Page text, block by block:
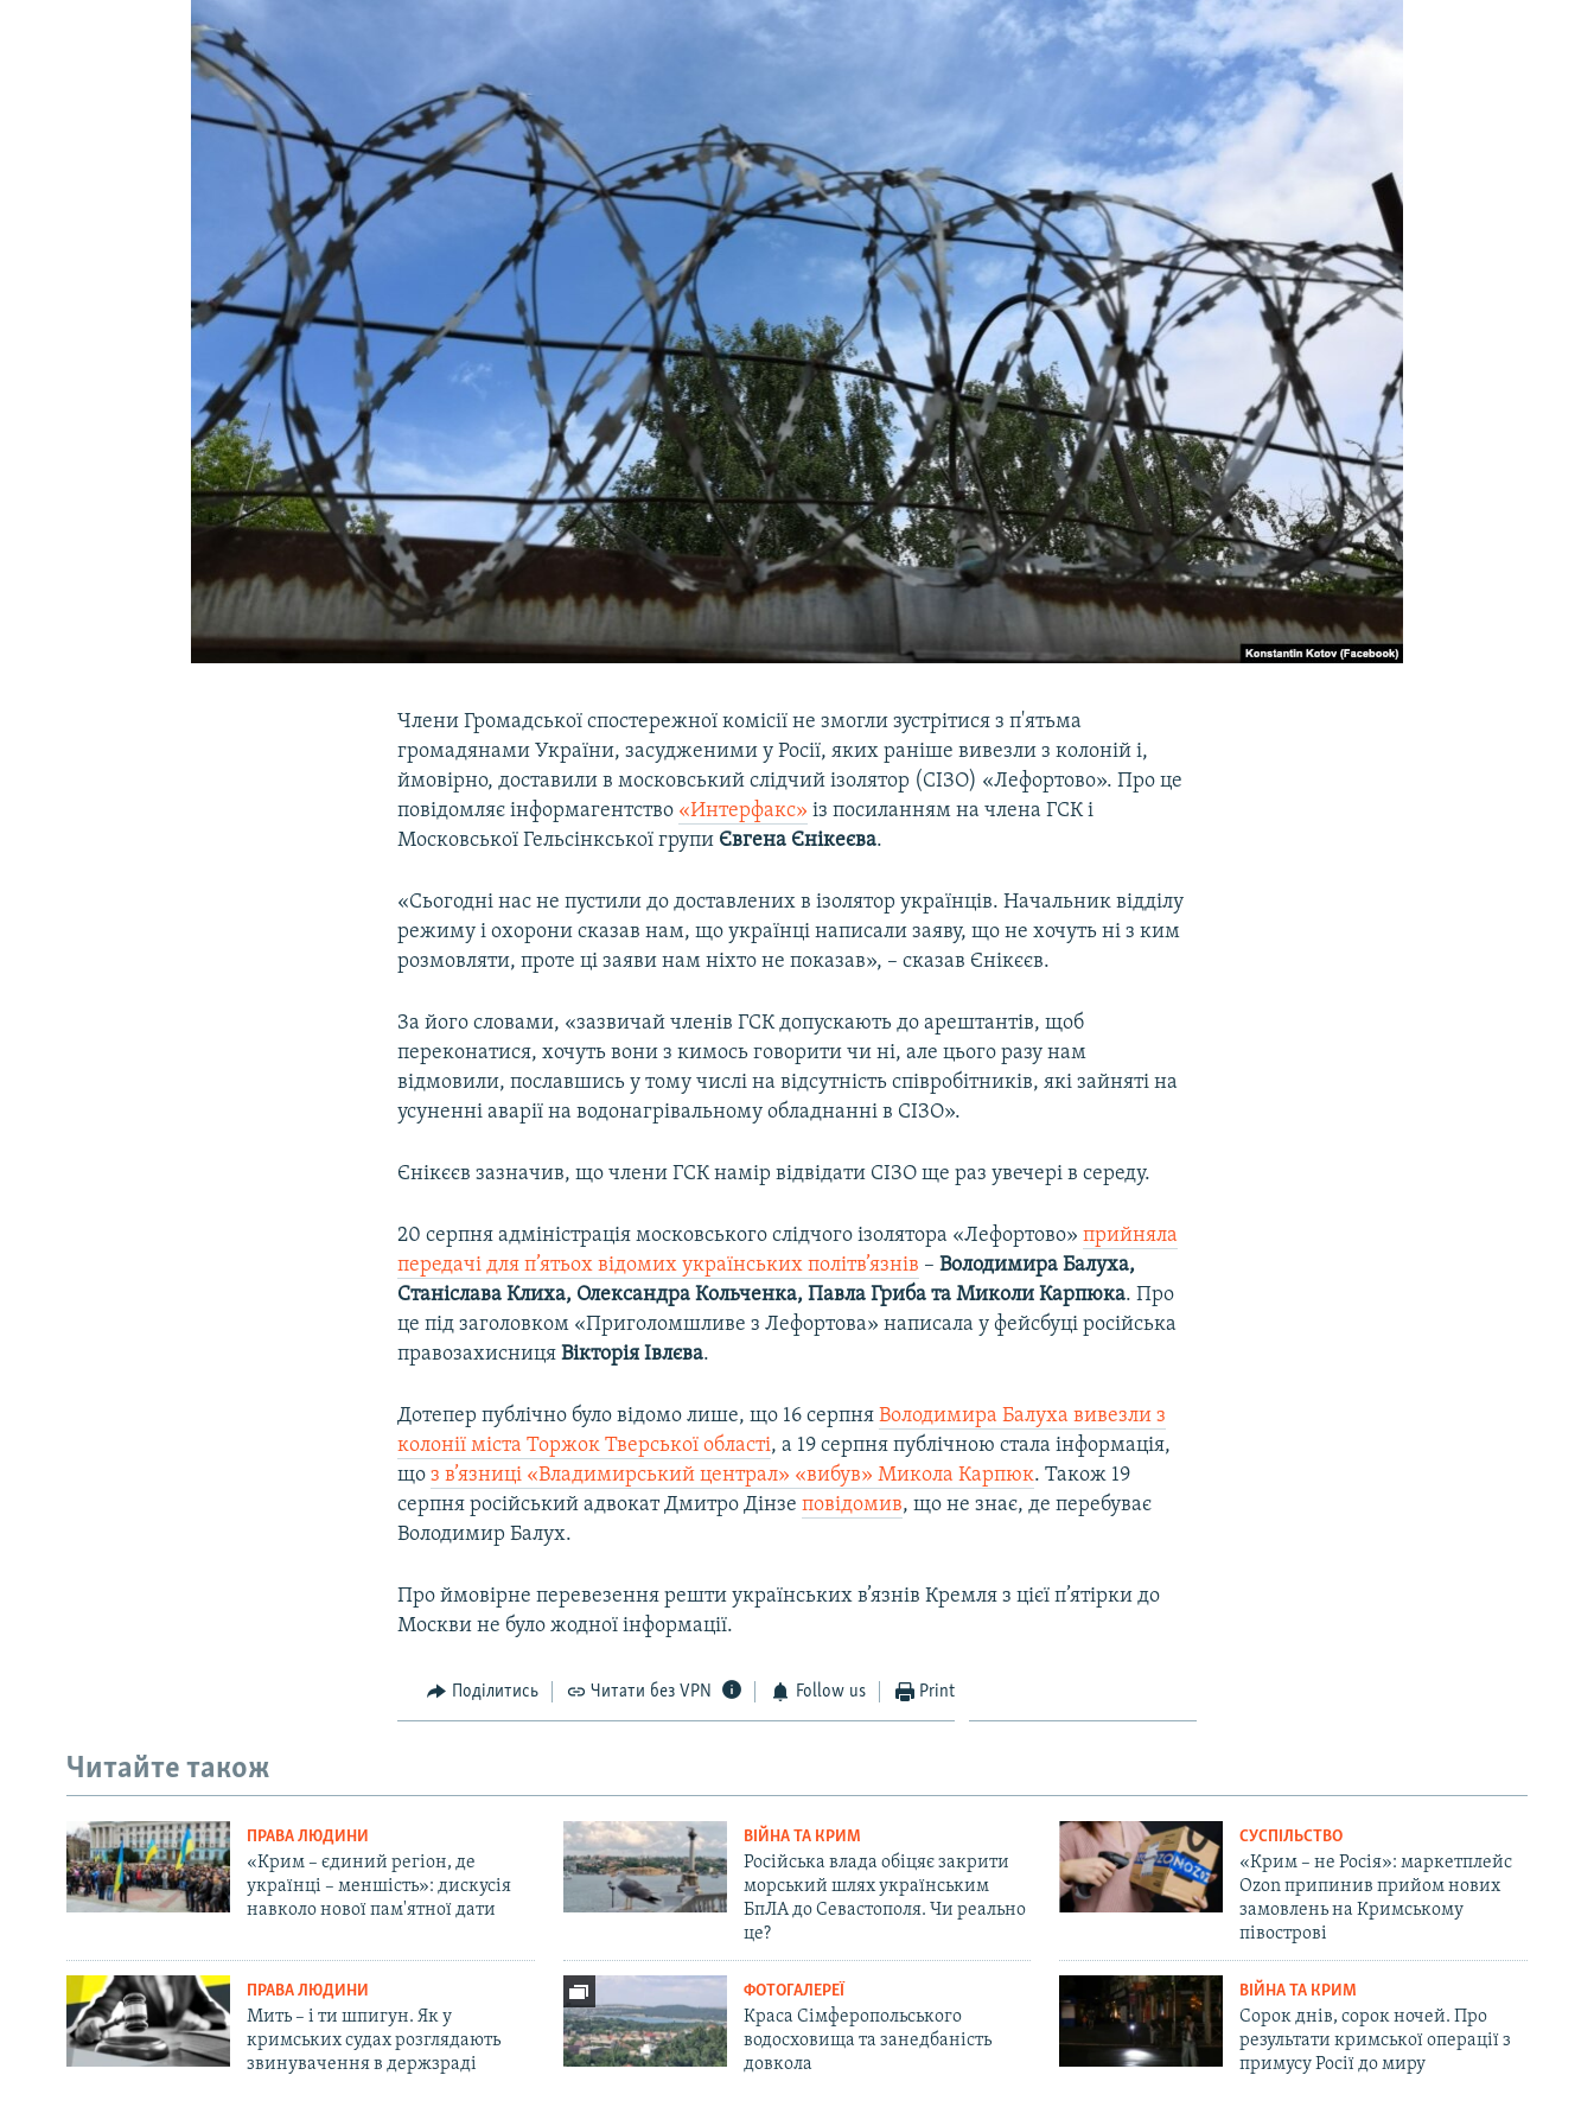
УКРАЇНСЬКА ПРОБЛЕМА КРИМУ
Члени Громадської спостережної комісії не змогли зустрітися з п'ятьма
громадянами України, засудженими у Росії, яких раніше вивезли з колоній і,
ймовірно, доставили в московський слідчий ізолятор (СІЗО) «Лефортово». Про це
повідомляє інформагентство «Интерфакс» із посиланням на члена ГСК і
Московської Гельсінкської групи Євгена Єнікеєва.
«Сьогодні нас не пустили до доставлених в ізолятор українців. Начальник відділу
режиму і охорони сказав нам, що українці написали заяву, що не хочуть ні з ким
розмовляти, проте ці заяви нам ніхто не показав», – сказав Єнікєєв.
За його словами, «зазвичай членів ГСК допускають до арештантів, щоб
переконатися, хочуть вони з кимось говорити чи ні, але цього разу нам
відмовили, пославшись у тому числі на відсутність співробітників, які зайняті на
усуненні аварії на водонагрівальному обладнанні в СІЗО».
Єнікєєв зазначив, що члени ГСК намір відвідати СІЗО ще раз увечері в середу.
20 серпня адміністрація московського слідчого ізолятора «Лефортово»прийняла
передачі для п’ятьох відомих українських політв’язнів –Володимира Балуха,
Станіслава Клиха, Олександра Кольченка, Павла Гриба та Миколи Карпюка. Про
це під заголовком «Приголомшливе з Лефортова» написала у фейсбуці російська
правозахисницяВікторія Івлєва.
Дотепер публічно було відомо лише, що 16 серпняВолодимира Балуха вивезли з
колонії міста Торжок Тверської області, а 19 серпня публічною стала інформація,
щоз в’язниці «Владимирський централ» «вибув» Микола Карпюк. Також 19
серпня російський адвокат Дмитро Дінзеповідомив, що не знає, де перебуває
Володимир Балух.
Про ймовірне перевезення решти українських в’язнів Кремля з цієї п’ятірки до
Москви не було жодної інформації.
Поділитись Читати без VPN Follow us Print
Читайте також
ПРАВА ЛЮДИНИ
«Крим – єдиний регіон, де
українці – меншість»: дискусія
навколо нової пам'ятної дати
ВІЙНА ТА КРИМ
Російська влада обіцяє закрити
морський шлях українським
БпЛА до Севастополя. Чи реально
це?
СУСПІЛЬСТВО
«Крим – не Росія»: маркетплейс
Ozon припинив прийом нових
замовлень на Кримському
півострові
ПРАВА ЛЮДИНИ
Мить – і ти шпигун. Як у
кримських судах розглядають
звинувачення в держзраді
ФОТОГАЛЕРЕЇ
Краса Сімферопольського
водосховища та занедбаність
довкола
ВІЙНА ТА КРИМ
Сорок днів, сорок ночей. Про
результати кримської операції з
примусу Росії до миру